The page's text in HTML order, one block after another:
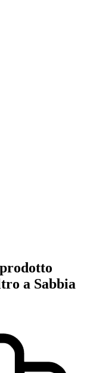
a Sabbia